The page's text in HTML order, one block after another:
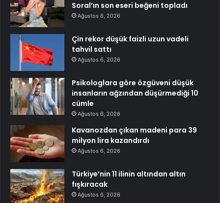
Soral’ın son eseri beğeni topladı
Ağustos 6, 2026
Çin rekor düşük faizli uzun vadeli
tahvil sattı
Ağustos 6, 2026
Psikologlara göre özgüveni düşük
insanların ağzından düşürmediği 10
cümle
Ağustos 6, 2026
Kavanozdan çıkan madeni para 39
milyon lira kazandırdı
Ağustos 6, 2026
Türkiye’nin 11 ilinin altından altın
fışkıracak
Ağustos 6, 2026